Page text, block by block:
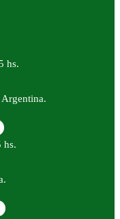
hs.
hs.